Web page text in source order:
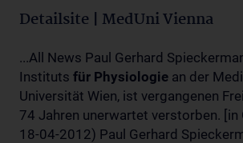
Detailsite | MedUni Vienna
...All News Paul Gerhard
Instituts für Physiologie an der
Universität Wien, ist vergangenen
74 Jahren unerwartet verstorben. [in
18-04-2012) Paul Gerhard